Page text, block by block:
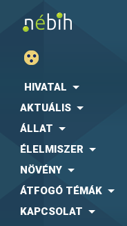
HIVATAL
AKTUÁLIS
ÁLLAT
ÉLELMISZER
NÖVÉNY
ÁTFOGÓ TÉMÁK
KAPCSOLAT